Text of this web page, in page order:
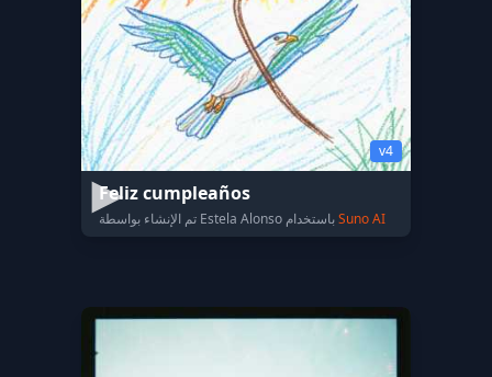
v4
Feliz cumpleaños
Suno AI